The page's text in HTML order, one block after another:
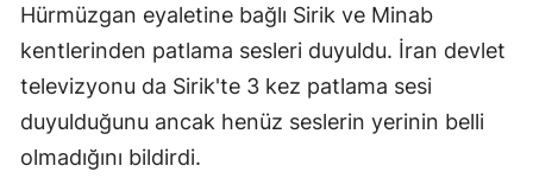
Rize
Hürmüzgan eyaletine bağlı Sirik ve Minab
kentlerinden patlama sesleri duyuldu. İran devlet
televizyonu da Sirik'te 3 kez patlama sesi
duyulduğunu ancak henüz seslerin yerinin belli
olmadığını bildirdi.